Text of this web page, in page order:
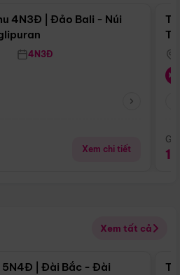
4N3Đ | Đảo Bali - Núi
4N3Đ
Xem chi tiết
Xem tất cả
Điểm nổi bật
5N4Đ | Đài Bắc - Đài